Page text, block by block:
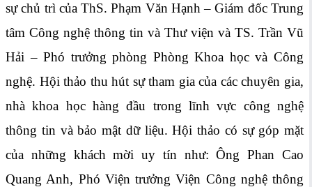
sự chủ trì của ThS. Phạm Văn Hạnh – Giám đốc Trung
tâm Công nghệ thông tin và Thư viện và TS. Trần Vũ
Hải – Phó trưởng phòng Phòng Khoa học và Công
nghệ. Hội thảo thu hút sự tham gia của các chuyên gia,
nhà khoa học hàng đầu trong lĩnh vực công nghệ
thông tin và bảo mật dữ liệu. Hội thảo có sự góp mặt
của những khách mời uy tín như: Ông Phan Cao
Quang Anh, Phó Viện trưởng Viện Công nghệ thông